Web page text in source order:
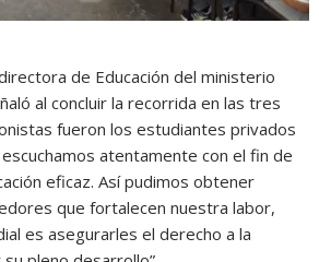
de Educación del ministerio
al concluir la recorrida en las tres
fueron los estudiantes privados
atentamente con el fin de
eficaz. Así pudimos obtener
que fortalecen nuestra labor,
es asegurarles el derecho a la